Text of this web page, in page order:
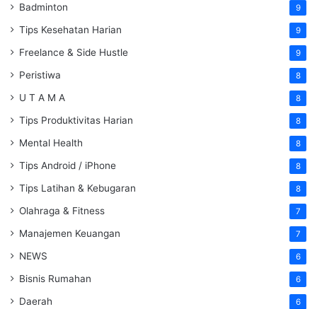
Badminton 9
Tips Kesehatan Harian 9
Freelance & Side Hustle 9
Peristiwa 8
U T A M A 8
Tips Produktivitas Harian 8
Mental Health 8
Tips Android / iPhone 8
Tips Latihan & Kebugaran 8
Olahraga & Fitness 7
Manajemen Keuangan 7
NEWS 6
Bisnis Rumahan 6
Daerah 6